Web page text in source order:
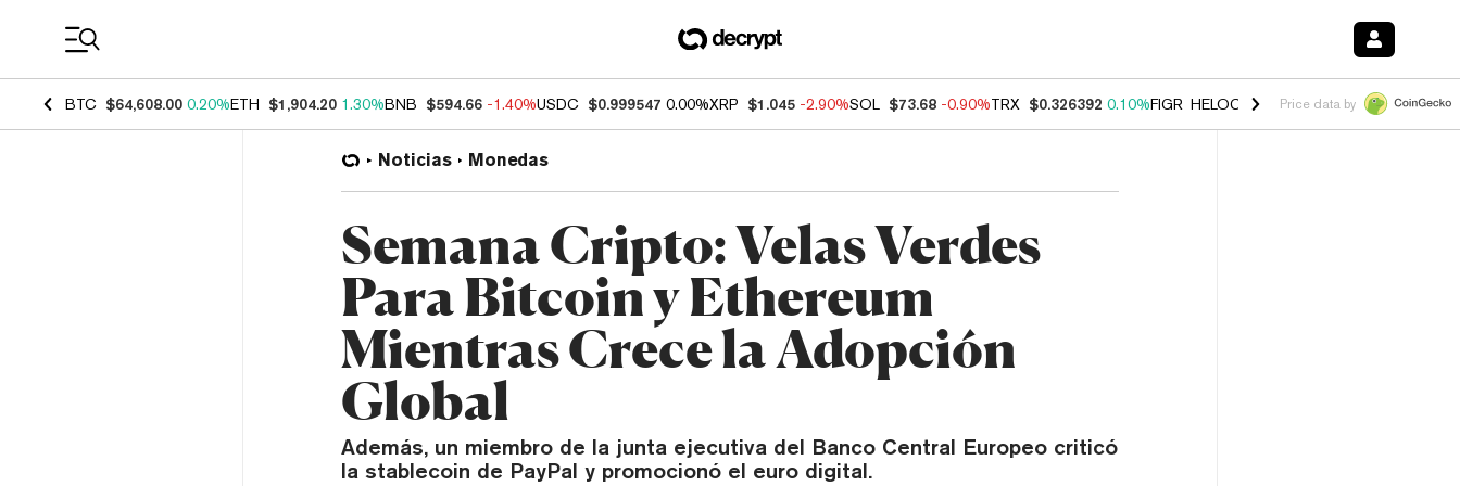
BTC $64,608.00 0.20%ETH $1,904.20 1.30%BNB $594.66 -1.40%USDC $0.999547 0.00%XRP $1.045 -2.90%SOL $73.68 -0.90%TRX $0.326392 0.10%FIGR_HELOC $1.033 3.00%HYPE $56.35 -
Price data by
Noticias Monedas
Semana Cripto: Velas Verdes
Para Bitcoin y Ethereum
Mientras Crece la Adopción
Global
Además, un miembro de la junta ejecutiva del Banco Central Europeo criticó
la stablecoin de PayPal y promocionó el euro digital.